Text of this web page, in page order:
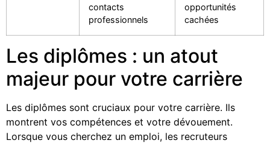
contacts
professionnels
opportunités
cachées
Les diplômes : un atout
majeur pour votre carrière
Les diplômes sont cruciaux pour votre carrière. Ils
montrent vos compétences et votre dévouement.
Lorsque vous cherchez un emploi, les recruteurs